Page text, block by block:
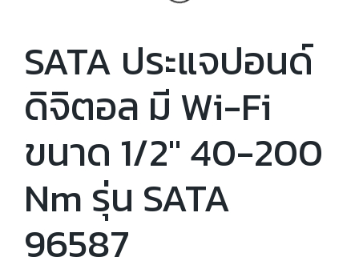
SATA ประแจปอนด์
ดิจิตอล มี Wi-Fi
ขนาด 1/2" 40-200
Nm รุ่น SATA
96587